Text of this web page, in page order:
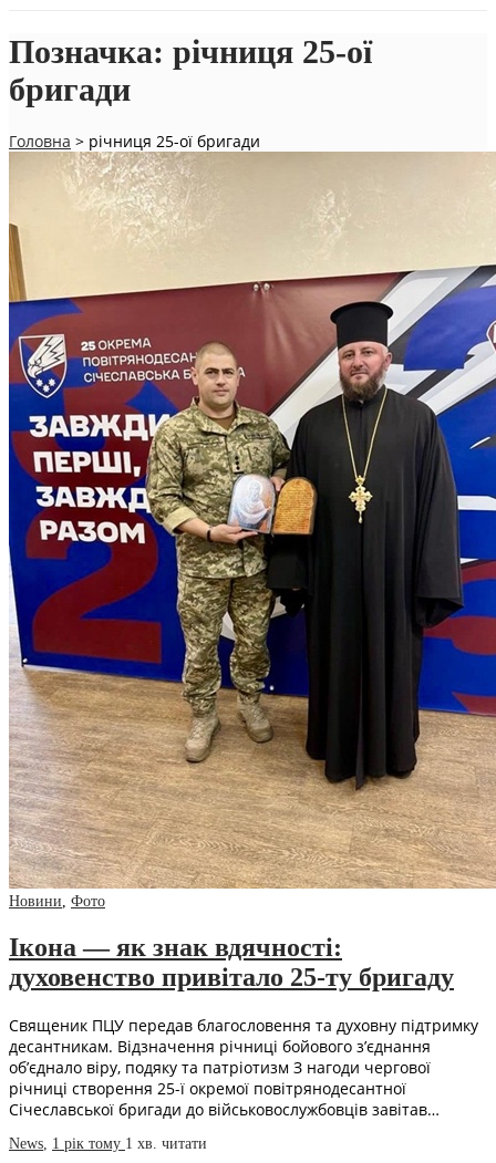
Позначка: річниця 25-ої
бригади
Головна > річниця 25-ої бригади
Новини, Фото
Ікона — як знак вдячності:
духовенство привітало 25-ту бригаду
Священик ПЦУ передав благословення та духовну підтримку
десантникам. Відзначення річниці бойового з’єднання
об’єднало віру, подяку та патріотизм З нагоди чергової
річниці створення 25-ї окремої повітрянодесантної
Січеславської бригади до військовослужбовців завітав…
News, 1 рік тому 1 хв. читати